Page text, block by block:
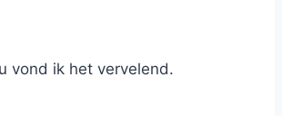
vond ik het vervelend.